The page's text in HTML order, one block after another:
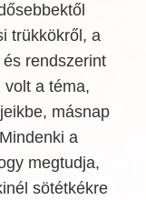
trükkökről, a
rendszerint
volt a téma,
másnap
a
megtudja,
sötétkékre